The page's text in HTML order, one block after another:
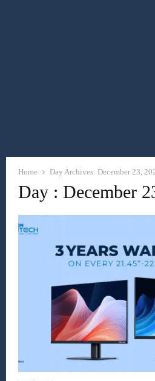
Home Day Archives: December 23,
Day : December